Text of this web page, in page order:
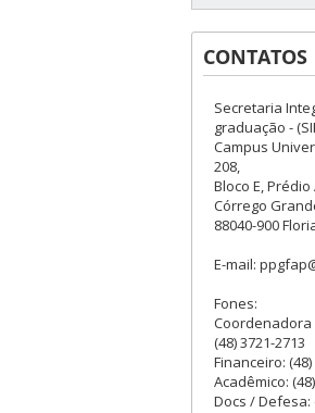
CONTATOS
Secretaria
graduação -
Campus
208,
Bloco E,
Córrego
88040-900
E-mail:
Fones:
Coordenadora
(48) 3721-2713
Financeiro: (48)
Acadêmico:
Docs / Defesa: